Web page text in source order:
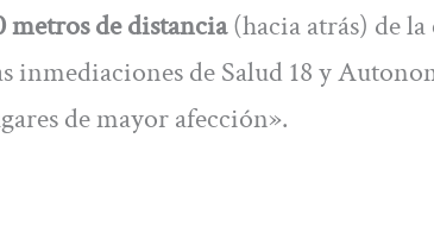
metros de distancia(hacia atrás) de la
inmediaciones de Salud 18 y
de mayor afección».